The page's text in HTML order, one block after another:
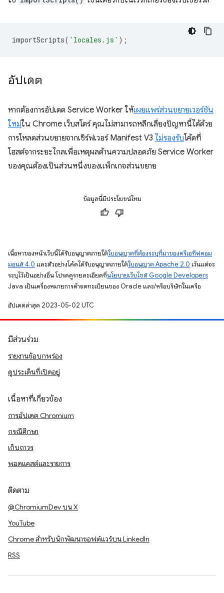
importScripts( 'locales.js' );
อัปเดต
หากต้องการอัปเดต Service Worker ให้เผยแพร่ส่วนขยายเวอร์ชัน
ใหม่ใน Chrome เว็บสโตร์ คุณไม่สามารถหลีกเลี่ยงปัญหานี้ได้ด้วย
การโหลดส่วนขยายจากเซิร์ฟเวอร์ Manifest V3 ไม่รองรับโค้ดที่
โฮสต์จากระยะไกลเพื่อเหตุผลด้านความปลอดภัย Service Worker
ของคุณต้องเป็นส่วนหนึ่งของแพ็กเกจส่วนขยาย
ข้อมูลนี้มีประโยชน์ไหม
เนื้อหาของหน้าเว็บนี้ได้รับอนุญาตภายใต้ใบอนุญาตที่ต้องระบุที่มาของครีเอทีฟคอม
มอนส์ 4.0 และตัวอย่างโค้ดได้รับอนุญาตภายใต้ใบอนุญาต Apache 2.0 เว้นแต่จะ
ระบุไว้เป็นอย่างอื่น โปรดดูรายละเอียดที่นโยบายเว็บไซต์ Google Developers
Java เป็นเครื่องหมายการค้าจดทะเบียนของ Oracle และ/หรือบริษัทในเครือ
อัปเดตล่าสุด 2023-05-02 UTC
มีส่วนร่วม
รายงานข้อบกพร่อง
ดูประเด็นที่เปิดอยู่
เนื้อหาที่เกี่ยวข้อง
การอัปเดต Chromium
กรณีศึกษา
เก็บถาวร
พอดแคสต์และรายการ
ติดตาม
@ChromiumDev บน X
YouTube
Chrome สำหรับนักพัฒนาซอฟต์แวร์บน LinkedIn
RSS